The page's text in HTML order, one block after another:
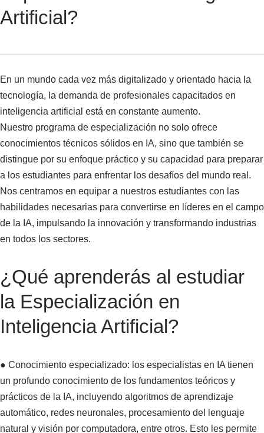
Artificial?
En un mundo cada vez más digitalizado y orientado hacia la
tecnología, la demanda de profesionales capacitados en
inteligencia artificial está en constante aumento.
Nuestro programa de especialización no solo ofrece
conocimientos técnicos sólidos en IA, sino que también se
distingue por su enfoque práctico y su capacidad para preparar
a los estudiantes para enfrentar los desafíos del mundo real.
Nos centramos en equipar a nuestros estudiantes con las
habilidades necesarias para convertirse en líderes en el campo
de la IA, impulsando la innovación y transformando industrias
en todos los sectores.
¿Qué aprenderás al estudiar
la Especialización en
Inteligencia Artificial?
● Conocimiento especializado: los especialistas en IA tienen
un profundo conocimiento de los fundamentos teóricos y
prácticos de la IA, incluyendo algoritmos de aprendizaje
automático, redes neuronales, procesamiento del lenguaje
natural y visión por computadora, entre otros. Esto les permite